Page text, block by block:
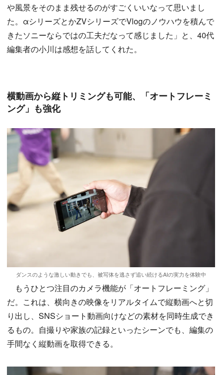
や風景をそのまま残せるのがすごくいいなって思いまし
た。αシリーズとかZVシリーズでVlogのノウハウを積んで
きたソニーならではの工夫だなって感じました」と、40代
編集者の小川は感想を話してくれた。
横動画から縦トリミングも可能、「オートフレーミ
ング」も強化
ダンスのような激しい動きでも、被写体を逃さず追い続けるAIの実力を体験中
もうひとつ注目のカメラ機能が「オートフレーミング」
だ。これは、横向きの映像をリアルタイムで縦動画へと切
り出し、SNSショート動画向けなどの素材を同時生成でき
るもの。自撮りや家族の記録といったシーンでも、編集の
手間なく縦動画を取得できる。